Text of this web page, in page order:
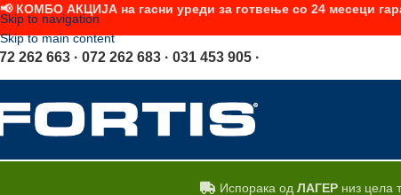
Skip to navigation
Skip to main content
262 663 · 072 262 683 · 031 453 905 ·
Испорака од ЛАГЕРниз цела
📢 КОМБО АКЦИЈА на гасни уреди за готвење со 24 месеци